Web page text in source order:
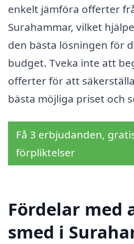
enkelt jämföra offerter
Surahammar, vilket
den bästa lösningen för
budget. Tveka inte att
offerter för att
bästa möjliga priset och
Få 3 erbjudanden,
förpliktelser
Fördelar med
smed i